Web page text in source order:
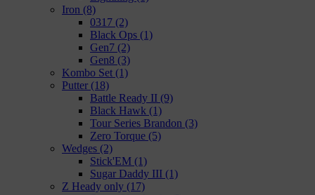
Iron (8)
0317 (2)
Black Ops (1)
Gen7 (2)
Gen8 (3)
Kombo Set (1)
Putter (18)
Battle Ready II (9)
Black Hawk (1)
Tour Series Brandon (3)
Zero Torque (5)
Wedges (2)
Stick'EM (1)
Sugar Daddy III (1)
Z Heady only (17)